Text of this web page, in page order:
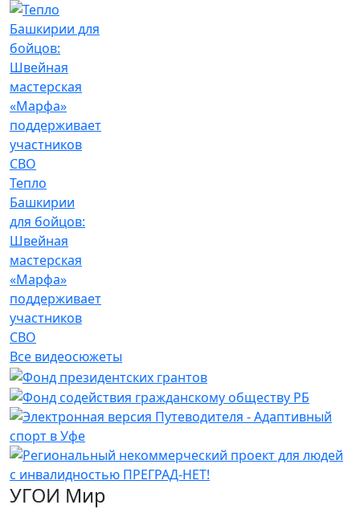
Тепло
Башкирии
для бойцов:
Швейная
мастерская
«Марфа»
поддерживает
участников
СВО
Все видеосюжеты
УГОИ Мир